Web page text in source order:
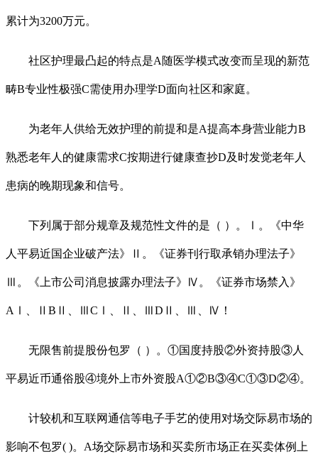
累计为3200万元。
社区护理最凸起的特点是A随医学模式改变而呈现的新范
畴B专业性极强C需使用办理学D面向社区和家庭。
为老年人供给无效护理的前提和是A提高本身营业能力B
熟悉老年人的健康需求C按期进行健康查抄D及时发觉老年人
患病的晚期现象和信号。
下列属于部分规章及规范性文件的是（ ）。Ⅰ。《中华
人平易近国企业破产法》Ⅱ。《证券刊行取承销办理法子》
Ⅲ。《上市公司消息披露办理法子》Ⅳ。《证券市场禁入》
AⅠ、ⅡBⅡ、ⅢCⅠ、Ⅱ、ⅢDⅡ、Ⅲ、Ⅳ！
无限售前提股份包罗（ ）。①国度持股②外资持股③人
平易近币通俗股④境外上市外资股A①②B③④C①③D②④。
计较机和互联网通信等电子手艺的使用对场交际易市场的
影响不包罗( )。A场交际易市场和买卖所市场正在买卖体例上